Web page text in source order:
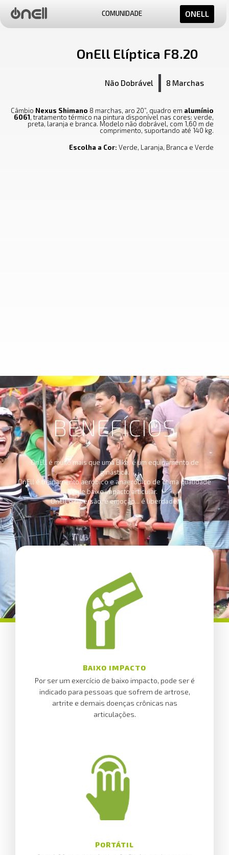
COMUNIDADE ONELL
OnEll Elíptica F8.20
Não Dobrável 8 Marchas
Câmbio Nexus Shimano 8 marchas, aro 20”, quadro em alumínio
6061, tratamento térmico na pintura disponível nas cores: verde,
preta, laranja e branca. Modelo não dobrável, com 1,60 m de
comprimento, suportando até 140 kg.
Escolha a Cor: Verde, Laranja, Branca e Verde
BENEFÍCIOS
OnEll é muito mais que uma Bike, é um equipamento de
ginástica.
OnEll é treinamento aeróbico e anaeróbico de ótima qualidade
e de baixo impacto articular.
OnEll é diversão, é emoção... é liberdade.
BAIXO IMPACTO
Por ser um exercício de baixo impacto, pode ser é
indicado para pessoas que sofrem de artrose,
artrite e demais doenças crônicas nas
articulações.
PORTÁTIL